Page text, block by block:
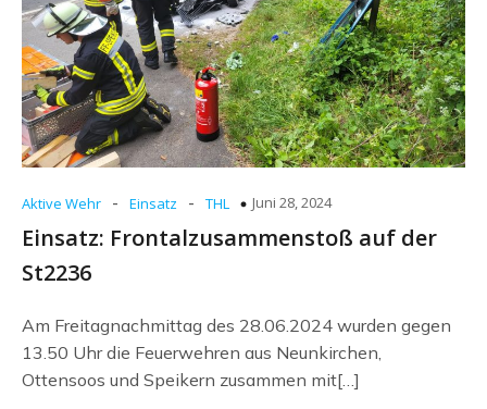
Aktive Wehr - Einsatz - THL Juni 28, 2024
Einsatz: Frontalzusammenstoß auf der
St2236
Am Freitagnachmittag des 28.06.2024 wurden gegen
13.50 Uhr die Feuerwehren aus Neunkirchen,
Ottensoos und Speikern zusammen mit[…]